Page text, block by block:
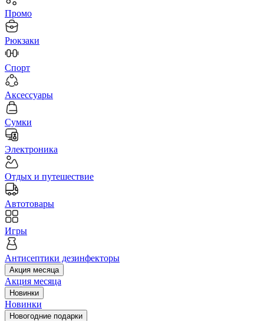
Промо
Рюкзаки
Спорт
Аксессуары
Сумки
Электроника
Отдых и путешествие
Автотовары
Игры
Антисептики дезинфекторы
Акция месяца
Акция месяца
Новинки
Новинки
Новогодние подарки